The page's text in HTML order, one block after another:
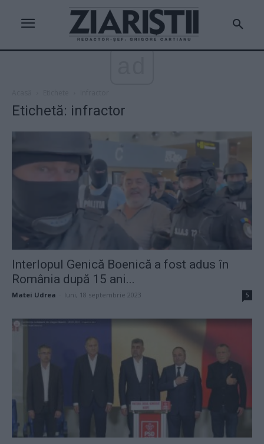
Etichetă: infractor
Interlopul Genică Boenică a fost adus în
România după 15 ani...
Matei Udrea luni, 18 septembrie 2023 5